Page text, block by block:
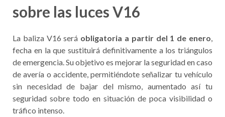
sobre las luces V16
La baliza V16 será obligatoria a partir del 1 de enero,
fecha en la que sustituirá definitivamente a los triángulos
de emergencia. Su objetivo es mejorar la seguridad en caso
de avería o accidente, permitiéndote señalizar tu vehículo
sin necesidad de bajar del mismo, aumentado así tu
seguridad sobre todo en situación de poca visibilidad o
tráfico intenso.